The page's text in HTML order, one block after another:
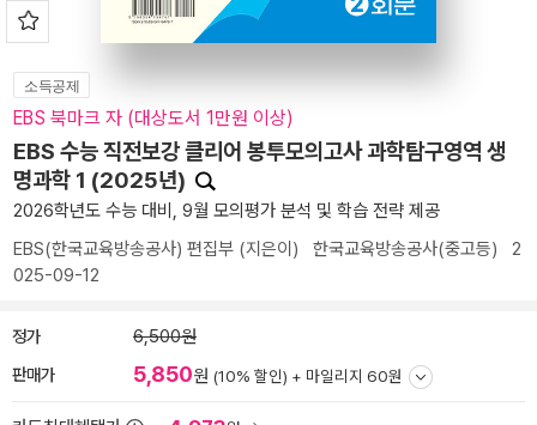
소득공제
EBS 북마크 자 (대상도서 1만원 이상)
EBS 수능 직전보강 클리어 봉투모의고사 과학탐구영역 생
명과학 1 (2025년)
2026학년도 수능 대비, 9월 모의평가 분석 및 학습 전략 제공
EBS(한국교육방송공사) 편집부 (지은이) 한국교육방송공사(중고등) 2
025-09-12
정가 6,500원
판매가 5,850원 (10% 할인) + 마일리지 60원